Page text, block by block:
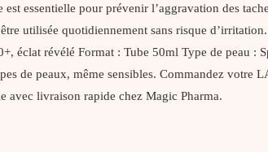
essentielle pour prévenir l’aggravation des
utilisée quotidiennement sans risque
éclat révélé Format : Tube 50ml Type de peau :
de peaux, même sensibles. Commandez votre
avec livraison rapide chez Magic Pharma.